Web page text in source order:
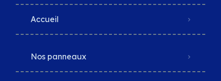
Accueil
Nos panneaux